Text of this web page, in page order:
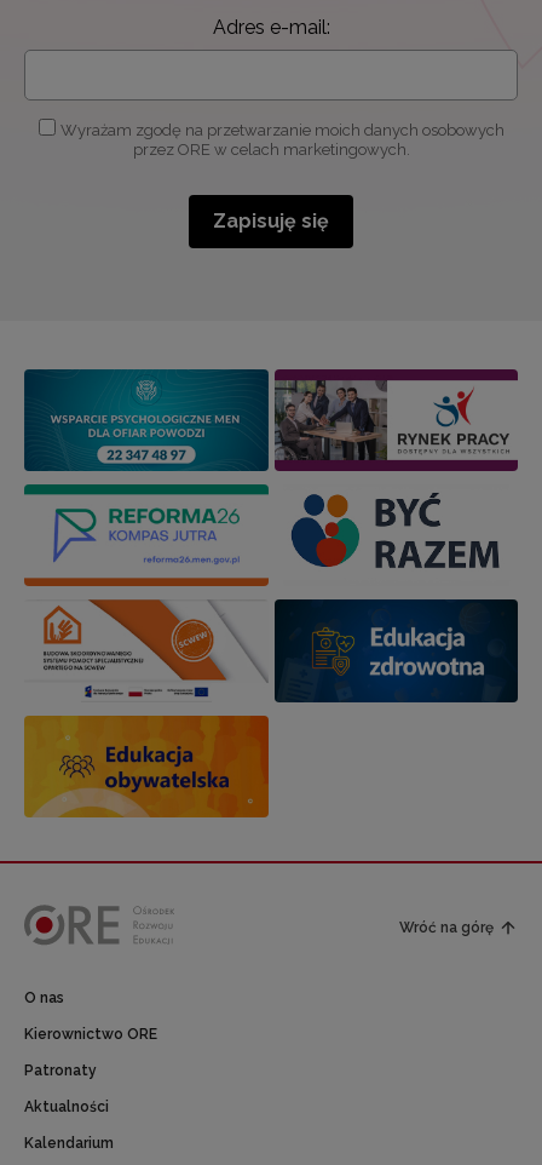
Adres e-mail:
Wyrażam zgodę na przetwarzanie moich danych osobowych
przez ORE w celach marketingowych.
Zapisuję się
Wróć na górę
O nas
Kierownictwo ORE
Patronaty
Aktualności
Kalendarium